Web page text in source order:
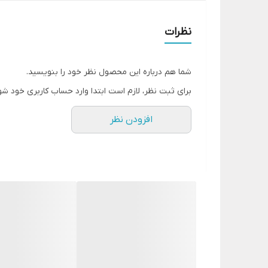
نظرات
شما هم درباره این محصول نظر خود را بنویسید.
برای ثبت نظر، لازم است ابتدا وارد حساب کاربری خود
افزودن نظر